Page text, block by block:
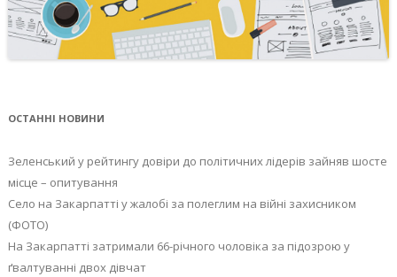
ОСТАННІ НОВИНИ
Зеленський у рейтингу довіри до політичних лідерів зайняв шосте
місце – опитування
Село на Закарпатті у жалобі за полеглим на війні захисником
(ФОТО)
На Закарпатті затримали 66-річного чоловіка за підозрою у
ґвалтуванні двох дівчат